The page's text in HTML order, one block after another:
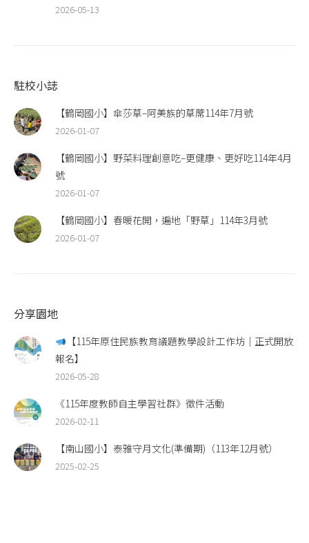
2026-05-13
駐校小誌
【鶴岡國小】傘莎草–阿美族的草蓆114年7月號
2026-01-07
【鶴岡國小】野菜料理創意吃–更健康、更好吃114年4月
號
2026-01-07
【鶴岡國小】春暖花開，遍地「野草」114年3月號
2026-01-07
分享園地
【115年原住民族教育議題教學設計工作坊｜正式開放
報名】
2026-05-28
《115年度教師自主學習社群》徵件活動
2026-02-11
【南山國小】泰雅守月文化(準備期)（113年12月號）
2025-02-25